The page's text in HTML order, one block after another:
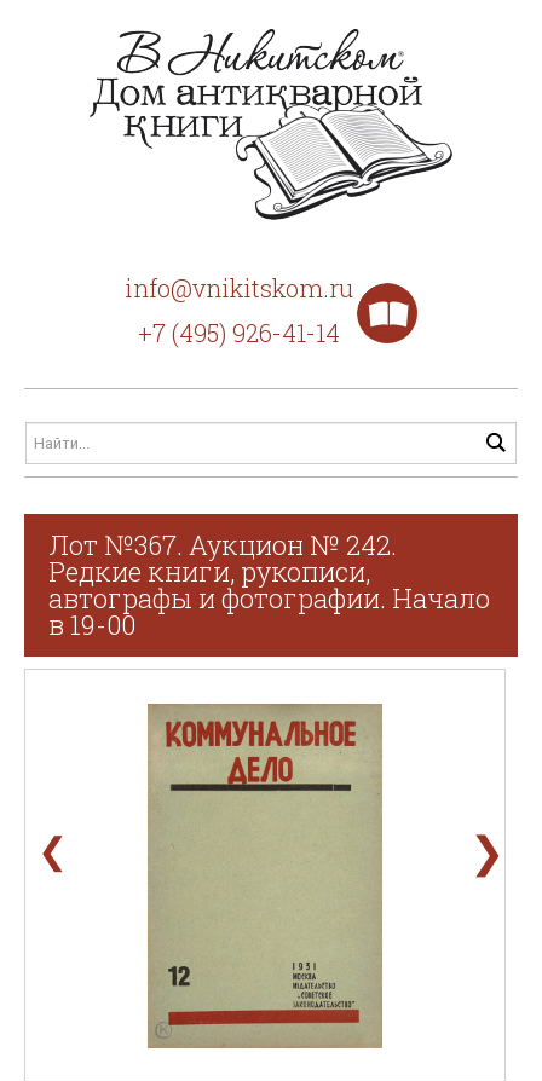
info@vnikitskom.ru
+7 (495) 926-41-14
Лот №367. Аукцион № 242.
Редкие книги, рукописи,
автографы и фотографии. Начало
в 19-00
❮ ❯